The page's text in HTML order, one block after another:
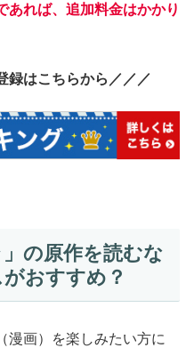
あれば、追加料金はかかり
録はこちらから／／／
」の原作を読むな
おすすめ？
漫画）を楽しみたい方に